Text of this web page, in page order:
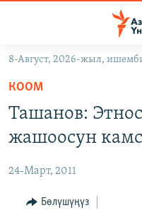
Навигацияга
өтүңүз
Издөөгө
салыңыз
ЭКОНОМИКА
МАДАНИЯТ
БОРБОР АЗИЯ
АТАЙЫН ИЛИКТӨӨ
ТВ ПРОГРАММАЛАР
8-Август, 2026-жыл,
КООМ
Ташанов:
жашоосун
24-Март, 2011
Бөлүшүңүз